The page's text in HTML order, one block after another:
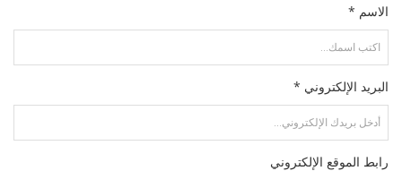
الاسم *
البريد الإلكتروني *
رابط الموقع الإلكتروني